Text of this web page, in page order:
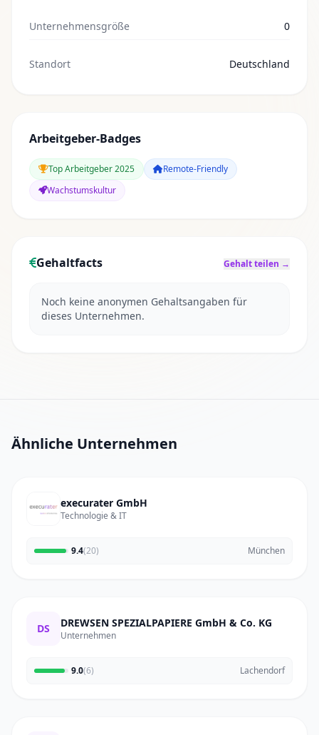
Unternehmensgröße 0
Standort Deutschland
Arbeitgeber-Badges
Top Arbeitgeber 2025
Remote-Friendly
Wachstumskultur
Gehaltfacts Gehalt teilen →
Noch keine anonymen Gehaltsangaben für
dieses Unternehmen.
Ähnliche Unternehmen
execurater GmbH
Technologie & IT
9.4(20) München
DS DREWSEN SPEZIALPAPIERE GmbH & Co. KG
Unternehmen
9.0(6) Lachendorf